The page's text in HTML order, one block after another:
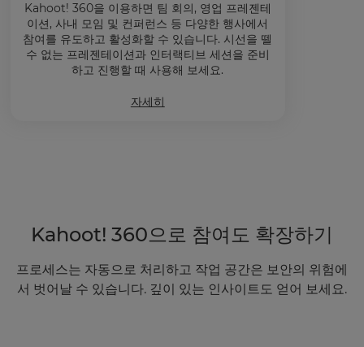
Kahoot! 360을 이용하면 팀 회의, 영업 프레젠테
이션, 사내 모임 및 컨퍼런스 등 다양한 행사에서
참여를 유도하고 활성화할 수 있습니다. 시선을 뗄
수 없는 프레젠테이션과 인터랙티브 세션을 준비
하고 진행할 때 사용해 보세요.
자세히
Kahoot! 360으로 참여도 확장하기
프로세스는 자동으로 처리하고 작업 공간은 보안의 위험에
서 벗어날 수 있습니다. 깊이 있는 인사이트도 얻어 보세요.